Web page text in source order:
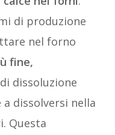
di produzione
nel forno
fine,
dissoluzione
dissolversi nella
Questa